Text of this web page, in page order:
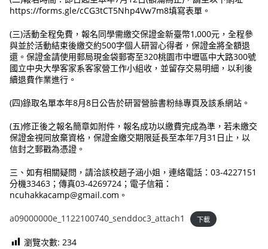
https://forms.gle/cCG3tCT5Nhp4Vw7m8填寫表單。
(三)活動全程免費，報名同學需繳交保證金新臺幣1,000元，全程參
與並於活動結束後繳交約500字個人研習心得者，保證金將全額退
還。保證金請使用郵局現金袋郵寄至320桃園市中壢區中大路300號
國立中央大學客家系客家營工作小組收，並留存交易明細，以利後
續退費作業進行。
(四)錄取名單本年8月8日公告於研習營臉書粉絲專頁及該系網站。
(五)修正後之報名簡章如附件，報名成功以繳費完成為準，若未繳交
保證金視同放棄資格，保證金繳交期限延長至本年7月31日止，以
信封之郵戳為憑證。
三、如有相關疑問，請洽該校趙子涵小姐，連絡電話：03-4227151
分機33463；傳真03-4269724；電子信箱：
ncuhakkacamp@gmail.com。
a09000000e_1122100740_senddoc3_attach1 下載
瀏覽次數: 234